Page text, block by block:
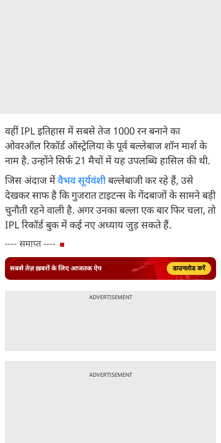
वहीं IPL इतिहास में सबसे तेज 1000 रन बनाने का
ओवरऑल रिकॉर्ड ऑस्ट्रेलिया के पूर्व बल्लेबाज शॉन मार्श के
नाम है. उन्होंने सिर्फ 21 मैचों में यह उपलब्धि हासिल की थी.
जिस अंदाज मेंवैभव सूर्यवंशीबल्लेबाजी कर रहे हैं, उसे
देखकर साफ है कि गुजरात टाइटन्स के गेंदबाजों के सामने बड़ी
चुनौती रहने वाली है. अगर उनका बल्ला एक बार फिर चला, तो
IPL रिकॉर्ड बुक में कई नए अध्याय जुड़ सकते हैं.
---- समाप्त ----
सबसे तेज़ ख़बरों के लिए आजतक ऐप डाउनलोड करें
ADVERTISEMENT
ADVERTISEMENT